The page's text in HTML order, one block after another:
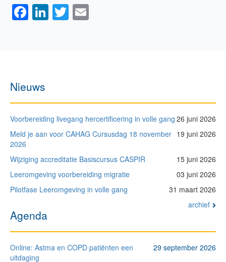
Facebook
LinkedIn
Twitter
Nieuws
Voorbereiding livegang hercertificering in volle gang 26 juni 2026
Meld je aan voor CAHAG Cursusdag 18 november
2026
19 juni 2026
Wijziging accreditatie Basiscursus CASPIR
15 juni 2026
Leeromgeving voorbereiding migratie
03 juni 2026
Pilotfase Leeromgeving in volle gang
31 maart 2026
archief
Agenda
Online: Astma en COPD patiënten een
uitdaging
29 september 2026